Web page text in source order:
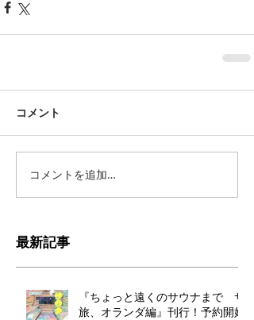
コメント
コメントを追加…
最新記事
『ちょっと遠くのサウナまで サ
旅、オランダ編』刊行！予約開始